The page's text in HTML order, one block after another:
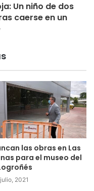
de Alejandro
de si el partido hoy.
Un niño de dos
caerse en un
las obras en Las
para el museo del
2021